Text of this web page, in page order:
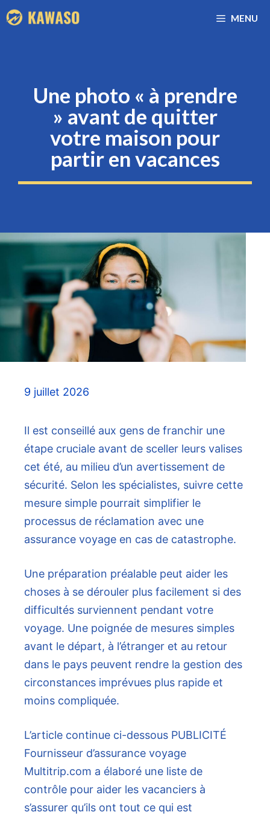
Aller
au
MENU
Une photo « à prendre
» avant de quitter
votre maison pour
partir en vacances
9 juillet 2026
Il est conseillé aux gens de franchir une
étape cruciale avant de sceller leurs valises
cet été, au milieu d’un avertissement de
sécurité. Selon les spécialistes, suivre cette
mesure simple pourrait simplifier le
processus de réclamation avec une
assurance voyage en cas de catastrophe.
Une préparation préalable peut aider les
choses à se dérouler plus facilement si des
difficultés surviennent pendant votre
voyage. Une poignée de mesures simples
avant le départ, à l’étranger et au retour
dans le pays peuvent rendre la gestion des
circonstances imprévues plus rapide et
moins compliquée.
L’article continue ci-dessous PUBLICITÉ
Fournisseur d’assurance voyage
Multitrip.com a élaboré une liste de
contrôle pour aider les vacanciers à
s’assurer qu’ils ont tout ce qui est